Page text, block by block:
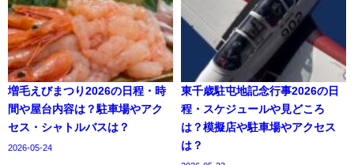
増毛えびまつり2026の日程・時
間や屋台内容は？駐車場やアク
セス・シャトルバスは？
2026-05-24
東千歳駐屯地記念行事2026の日
程・スケジュールや見どころ
は？模擬店や駐車場やアクセス
は？